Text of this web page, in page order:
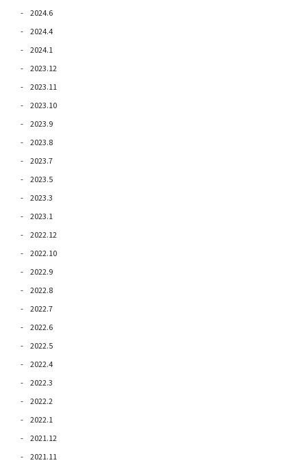
2024.6
2024.4
2024.1
2023.12
2023.11
2023.10
2023.9
2023.8
2023.7
2023.5
2023.3
2023.1
2022.12
2022.10
2022.9
2022.8
2022.7
2022.6
2022.5
2022.4
2022.3
2022.2
2022.1
2021.12
2021.11